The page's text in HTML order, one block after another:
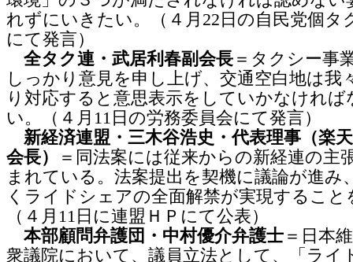
れずにいきたい。（４月22日の自民党個タ
にて発言）
全タク連・武居利春副会長 ＝タクシー事
しっかり意見を申し上げ、交通空白地は我
り対応すると意思表示をしていかなければ
い。（４月11日の労務委員会にて発言）
新経済連盟・三木谷浩史・代表理事（楽
会長）
＝同法案には従来からの新経連の主
まれている。法案提出を契機に議論が進み
くライドシェアの全面解禁が実現すること
（４月11日に連盟ＨＰにて公表）
本部顧問弁護団・中村優介弁護士 ＝日本
衆議院において、議員立法として、「ライ